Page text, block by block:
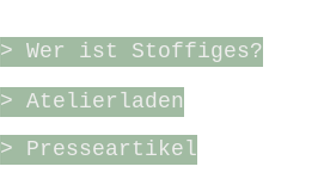
> Wer ist Stoffiges?
> Atelierladen
> Presseartikel